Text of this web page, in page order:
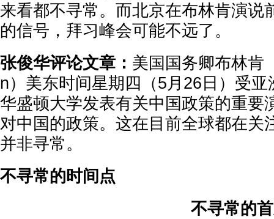
来看都不寻常。而北京在布林肯演说
的信号，拜习峰会可能不远了。
张俊华评论文章： 美国国务卿布林肯
n）美东时间星期四（5月26日）受亚
华盛顿大学发表有关中国政策的重要
对中国的政策。这在目前全球都在关
并非寻常。
不寻常的时间点
不寻常的